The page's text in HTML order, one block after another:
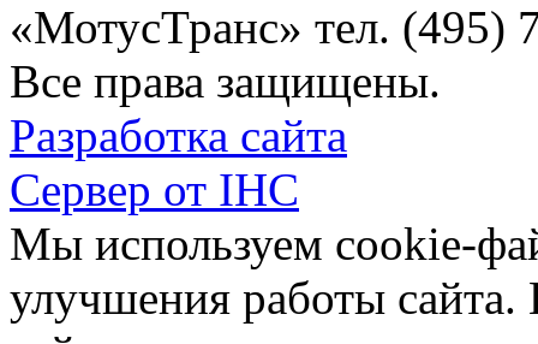
«МотусТранс» тел. (495)
Все права защищены.
Разработка сайта
Сервер от IHC
Мы используем cookie-
улучшения работы сайта.